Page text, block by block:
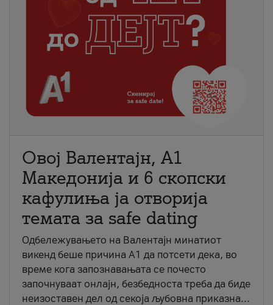
Овој Валентајн, A1
Македонија и 6 скопски
кафулиња ја отворија
темата за safe dating
Одбележувањето на Валентајн минатиот
викенд беше причина А1 да потсети дека, во
време кога запознавањата се почесто
започнуваат онлајн, безбедноста треба да биде
неизоставен дел од секоја љубовна приказна...